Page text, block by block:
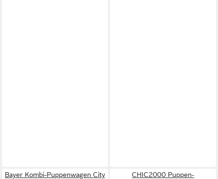
Bayer Kombi-Puppenwagen City
CHIC2000 Puppen-